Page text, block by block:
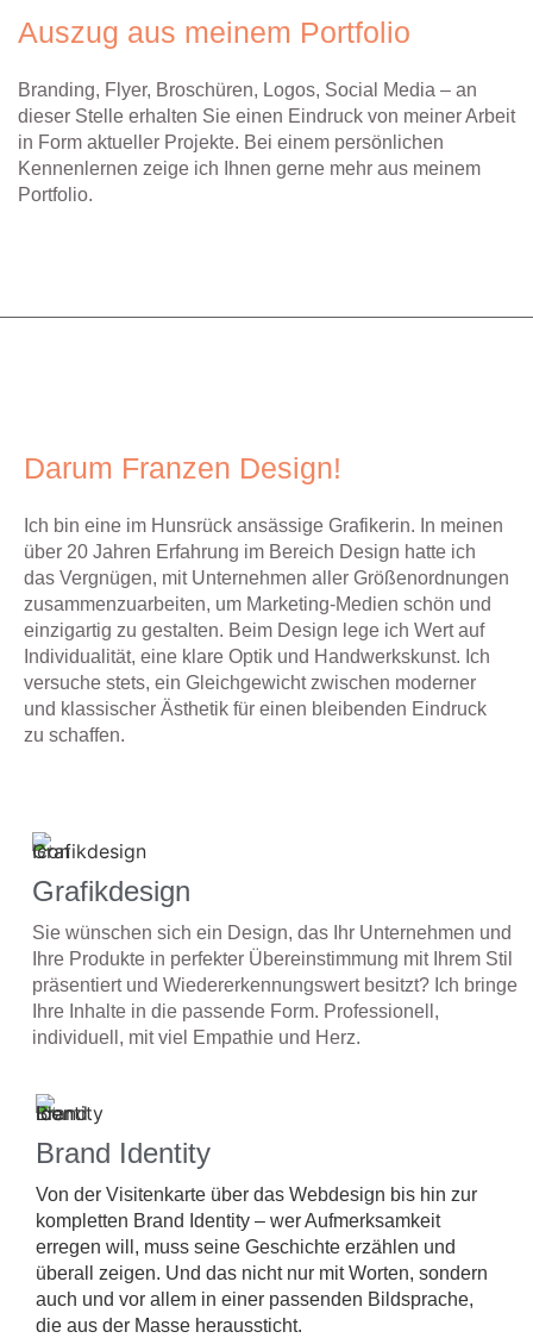
Auszug aus meinem Portfolio
Branding, Flyer, Broschüren, Logos, Social Media – an
dieser Stelle erhalten Sie einen Eindruck von meiner Arbeit
in Form aktueller Projekte. Bei einem persönlichen
Kennenlernen zeige ich Ihnen gerne mehr aus meinem
Portfolio.
Darum Franzen Design!
Ich bin eine im Hunsrück ansässige Grafikerin. In meinen
über 20 Jahren Erfahrung im Bereich Design hatte ich
das Vergnügen, mit Unternehmen aller Größenordnungen
zusammenzuarbeiten, um Marketing-Medien schön und
einzigartig zu gestalten. Beim Design lege ich Wert auf
Individualität, eine klare Optik und Handwerkskunst. Ich
versuche stets, ein Gleichgewicht zwischen moderner
und klassischer Ästhetik für einen bleibenden Eindruck
zu schaffen.
Grafikdesign
Sie wünschen sich ein Design, das Ihr Unternehmen und
Ihre Produkte in perfekter Übereinstimmung mit Ihrem Stil
präsentiert und Wiedererkennungswert besitzt? Ich bringe
Ihre Inhalte in die passende Form. Professionell,
individuell, mit viel Empathie und Herz.
Brand Identity
Von der Visitenkarte über das Webdesign bis hin zur
kompletten Brand Identity – wer Aufmerksamkeit
erregen will, muss seine Geschichte erzählen und
überall zeigen. Und das nicht nur mit Worten, sondern
auch und vor allem in einer passenden Bildsprache,
die aus der Masse heraussticht.